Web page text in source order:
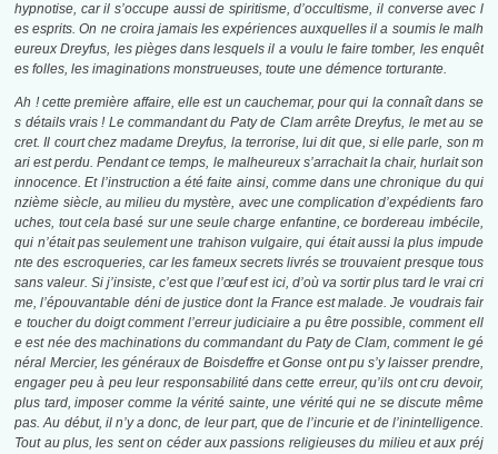
hypnotise, car il s’occupe aussi de spiritisme, d’occultisme, il converse avec l
es esprits. On ne croira jamais les expériences auxquelles il a soumis le malh
eureux Dreyfus, les pièges dans lesquels il a voulu le faire tomber, les enquêt
es folles, les imaginations monstrueuses, toute une démence torturante.
Ah ! cette première affaire, elle est un cauchemar, pour qui la connaît dans se
s détails vrais ! Le commandant du Paty de Clam arrête Dreyfus, le met au se
cret. Il court chez madame Dreyfus, la terrorise, lui dit que, si elle parle, son m
ari est perdu. Pendant ce temps, le malheureux s’arrachait la chair, hurlait son
innocence. Et l’instruction a été faite ainsi, comme dans une chronique du qui
nzième siècle, au milieu du mystère, avec une complication d’expédients faro
uches, tout cela basé sur une seule charge enfantine, ce bordereau imbécile,
qui n’était pas seulement une trahison vulgaire, qui était aussi la plus impude
nte des escroqueries, car les fameux secrets livrés se trouvaient presque tous
sans valeur. Si j’insiste, c’est que l’œuf est ici, d’où va sortir plus tard le vrai cri
me, l’épouvantable déni de justice dont la France est malade. Je voudrais fair
e toucher du doigt comment l’erreur judiciaire a pu être possible, comment ell
e est née des machinations du commandant du Paty de Clam, comment le gé
néral Mercier, les généraux de Boisdeffre et Gonse ont pu s’y laisser prendre,
engager peu à peu leur responsabilité dans cette erreur, qu’ils ont cru devoir,
plus tard, imposer comme la vérité sainte, une vérité qui ne se discute même
pas. Au début, il n’y a donc, de leur part, que de l’incurie et de l’inintelligence.
Tout au plus, les sent on céder aux passions religieuses du milieu et aux préj